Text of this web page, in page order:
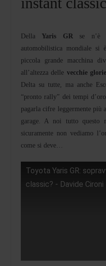
Della Yaris GR se n’è
automobilistica mondiale si
piccola grande macchina
all’altezza delle vecchie glorie
Delta su tutte, ma anche
“pronto rally” dei tempi
pagarla cifre leggermente più
garage. A noi tutto questo
sicuramente non vediamo
come si deve…
Toyota Yaris GR:
classic? - Davide